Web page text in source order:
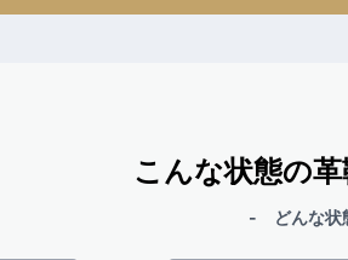
こんな状態の
- どんな状